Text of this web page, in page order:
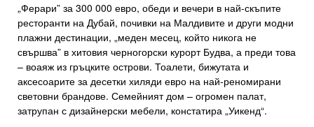
„Ферари” за 300 000 евро, обеди и вечери в най-скъпите
ресторанти на Дубай, почивки на Малдивите и други модни
плажни дестинации, „меден месец, който никога не
свършва” в хитовия черногорски курорт Будва, а преди това
– воаяж из гръцките острови. Тоалети, бижутата и
аксесоарите за десетки хиляди евро на най-реномирани
световни брандове. Семейният дом – огромен палат,
затрупан с дизайнерски мебели, констатира „Уикенд“.